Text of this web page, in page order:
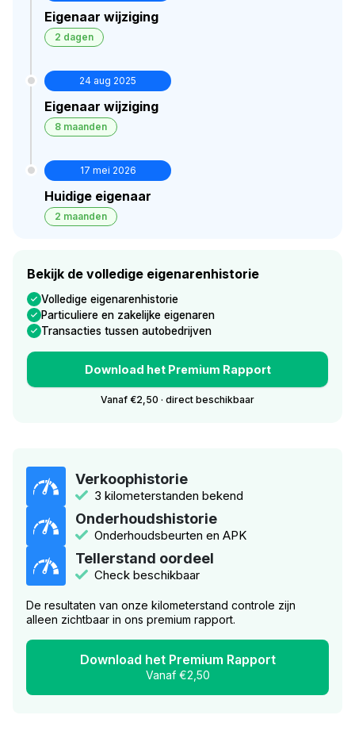
Eigenaar wijziging
2 dagen
24 aug 2025
Eigenaar wijziging
8 maanden
17 mei 2026
Huidige eigenaar
2 maanden
Bekijk de volledige eigenarenhistorie
Volledige eigenarenhistorie
Particuliere en zakelijke eigenaren
Transacties tussen autobedrijven
Download het Premium Rapport
Vanaf €2,50 · direct beschikbaar
Verkoophistorie
3 kilometerstanden bekend
Onderhoudshistorie
Onderhoudsbeurten en APK
Tellerstand oordeel
Check beschikbaar
De resultaten van onze kilometerstand controle zijn
alleen zichtbaar in ons premium rapport.
Download het Premium Rapport
Vanaf €2,50